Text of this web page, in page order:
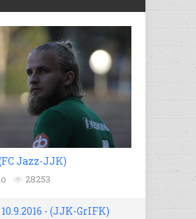
Jazz-JJK)
28253
10.9.2016 - (JJK-GrIFK)